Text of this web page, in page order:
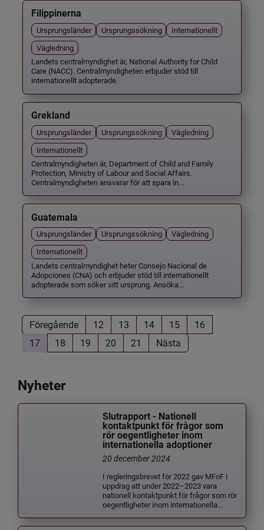
Filippinerna
Ursprungsländer Ursprungssökning
Internationellt
Vägledning
Landets centralmyndighet är, National Authority for Child
Care (NACC). Centralmyndigheten erbjuder stöd till
internationellt adopterade.
Grekland
Ursprungsländer Ursprungssökning
Vägledning
Internationellt
Centralmyndigheten är, Department of Child and Family
Protection, Ministry of Labour and Social Affairs.
Centralmyndigheten ansvarar för att spara in...
Guatemala
Ursprungsländer Ursprungssökning
Vägledning
Internationellt
Landets centralmyndighet heter Consejo Nacional de
Adopciones (CNA) och erbjuder stöd till internationellt
adopterade som söker sitt ursprung. Ansöka...
Föregående 12 13 14 15
16
17
18 19 20 21 Nästa
Nyheter
Slutrapport - Nationell
kontaktpunkt för frågor som
rör oegentligheter inom
internationella adoptioner
20 december 2024
I regleringsbrevet för 2022 gav MFoF i
uppdrag att under 2022–2023 vara
nationell kontaktpunkt för frågor som rör
oegentligheter inom internationella...